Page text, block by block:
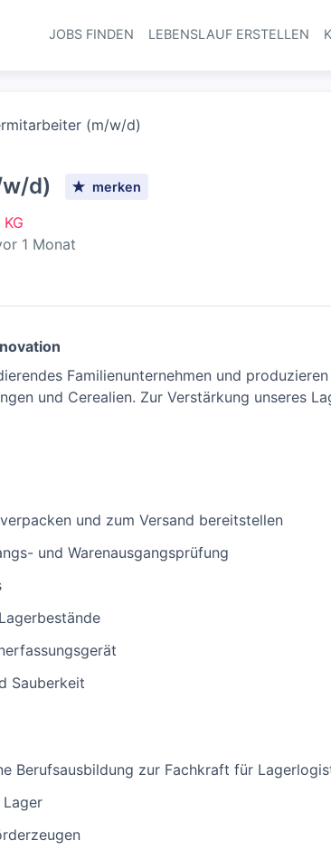
JOBS FINDEN LEBENSLAUF ERSTELLEN
(m/w/d)
d) merken
:
1 Monat
Familienunternehmen und
und Cerealien. Zur Verstärkung unseres
und zum Versand bereitstellen
und Warenausgangsprüfung
Sauberkeit
Berufsausbildung zur Fachkraft für